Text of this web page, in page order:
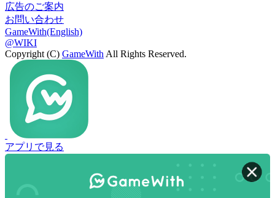
広告のご案内
お問い合わせ
GameWith(English)
@WIKI
Copyright (C) GameWith All Rights Reserved.
アプリで見る